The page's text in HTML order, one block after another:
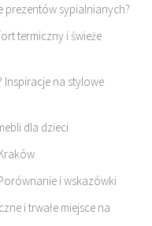
prezentów sypialnianych?
termiczny i świeże
Inspiracje na stylowe
dla dzieci
i wskazówki
i trwałe miejsce na